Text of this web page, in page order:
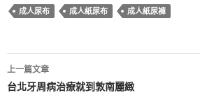
成人尿布 成人紙尿布 成人紙尿褲
文
上一篇文章
台北牙周病治療就到敦南麗緻